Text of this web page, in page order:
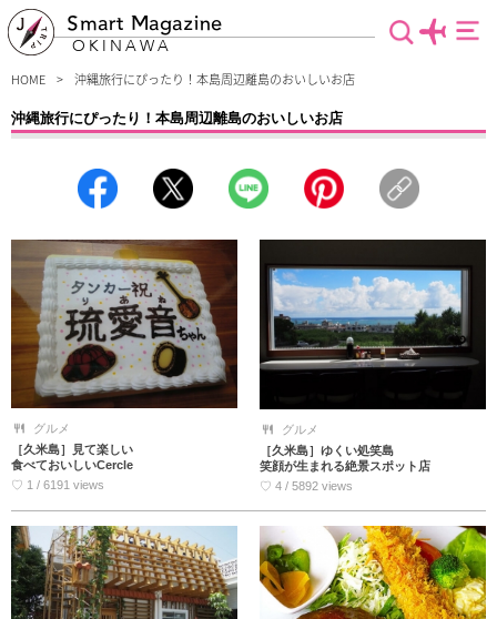
Smart Magazine
OKINAWA
HOME 沖縄旅行にぴったり！本島周辺離島のおいしいお店
沖縄旅行にぴったり！本島周辺離島のおいしいお店
り、フェリーで行ける日帰り離島グルメはいかがですか？離島にはそれぞれの特
色、文化があり、それはグルメもしかり。離島グルメを味わわずして、沖縄グルメ
グルメ
［久米島］見て楽しい
食べておいしいCercle
♡ 1 / 6191 views
グルメ
［久米島］ゆくい処笑島
笑顔が生まれる絶景スポット店
♡ 4 / 5892 views